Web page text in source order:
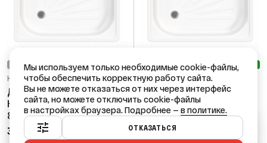
ОЖИДАЕТ ПОСТУПЛЕНИЯ НОВИНКА
Код: 65811
Душевой поддон Teymi
Helmi квадратный
80х80х15
3 552,45 ₽
ОЖИДАЕТ ПОСТУПЛЕНИЯ
Код: 65812
Душевой поддон Teymi
Helmi квадратный
90х90х15
4 497,90 ₽
Ваш город — Краснодар?
Мы используем только необходимые cookie-файлы,
чтобы обеспечить корректную работу сайта.
Вы не можете отказаться от них через интерфейс
сайта, но можете отключить cookie-файлы
в настройках браузера. Подробнее — в политике.
ОТКАЗАТЬСЯ